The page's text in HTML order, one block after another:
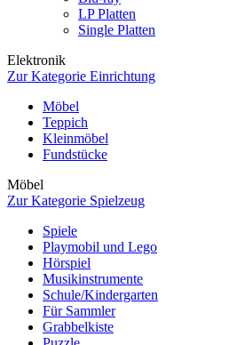
LP Platten
Single Platten
Elektronik
Zur Kategorie Einrichtung
Möbel
Teppich
Kleinmöbel
Fundstücke
Möbel
Zur Kategorie Spielzeug
Spiele
Playmobil und Lego
Hörspiel
Musikinstrumente
Schule/Kindergarten
Für Sammler
Grabbelkiste